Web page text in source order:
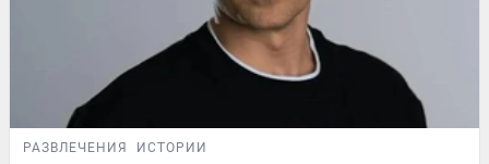
РАЗВЛЕЧЕНИЯ ИСТОРИИ